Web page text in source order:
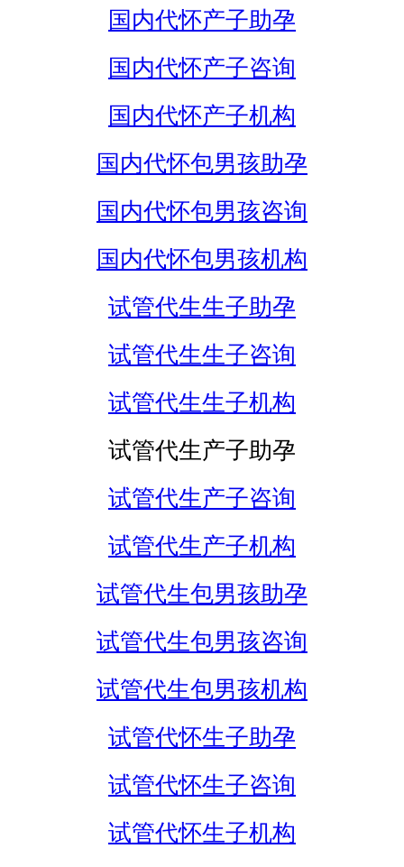
国内代怀产子助孕
国内代怀产子咨询
国内代怀产子机构
国内代怀包男孩助孕
国内代怀包男孩咨询
国内代怀包男孩机构
试管代生生子助孕
试管代生生子咨询
试管代生生子机构
试管代生产子助孕
试管代生产子咨询
试管代生产子机构
试管代生包男孩助孕
试管代生包男孩咨询
试管代生包男孩机构
试管代怀生子助孕
试管代怀生子咨询
试管代怀生子机构